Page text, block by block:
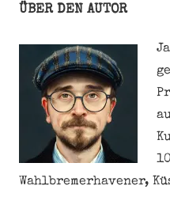
ÜBER DEN AUTOR
Wahlbremerhavener,